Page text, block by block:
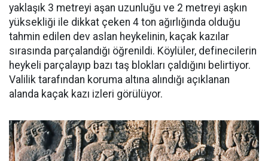
yaklaşık 3 metreyi aşan uzunluğu ve 2 metreyi aşkın
yüksekliği ile dikkat çeken 4 ton ağırlığında olduğu
tahmin edilen dev aslan heykelinin, kaçak kazılar
sırasında parçalandığı öğrenildi. Köylüler, definecilerin
heykeli parçalayıp bazı taş blokları çaldığını belirtiyor.
Valilik tarafından koruma altına alındığı açıklanan
alanda kaçak kazı izleri görülüyor.